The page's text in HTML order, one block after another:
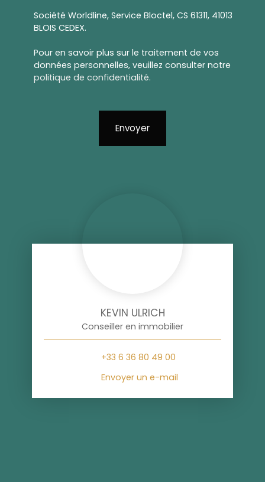
Société Worldline, Service Bloctel, CS 61311, 41013
BLOIS CEDEX.
Pour en savoir plus sur le traitement de vos
données personnelles, veuillez consulter notre
politique de confidentialité.
Envoyer
KEVIN ULRICH
Conseiller en immobilier
+33 6 36 80 49 00
Envoyer un e-mail